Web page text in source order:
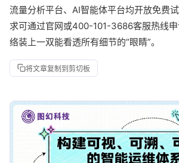
流量分析平台、AI智能体平台均开放免费
求可通过官网或400-101-3686客服热线
络装上一双能看透所有细节的“眼睛”。
将文章复制到剪切板